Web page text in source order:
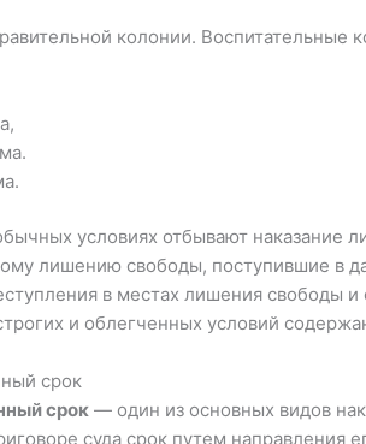
колонии. Воспитательные
условиях отбывают наказание
лишению свободы, поступившие в
в местах лишения свободы
и облегченных условий
срок
срок— один из основных видов
суда срок путем